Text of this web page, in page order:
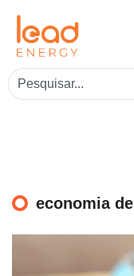
economia